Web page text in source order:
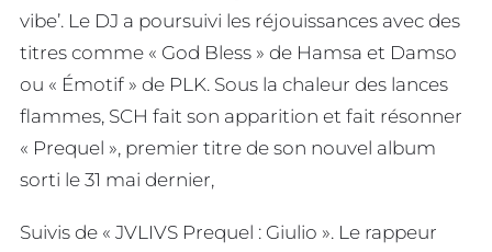
vibe’. Le DJ a poursuivi les réjouissances avec des
titres comme « God Bless » de Hamsa et Damso
ou « Émotif » de PLK. Sous la chaleur des lances
flammes, SCH fait son apparition et fait résonner
« Prequel », premier titre de son nouvel album
sorti le 31 mai dernier,
Suivis de « JVLIVS Prequel : Giulio ». Le rappeur